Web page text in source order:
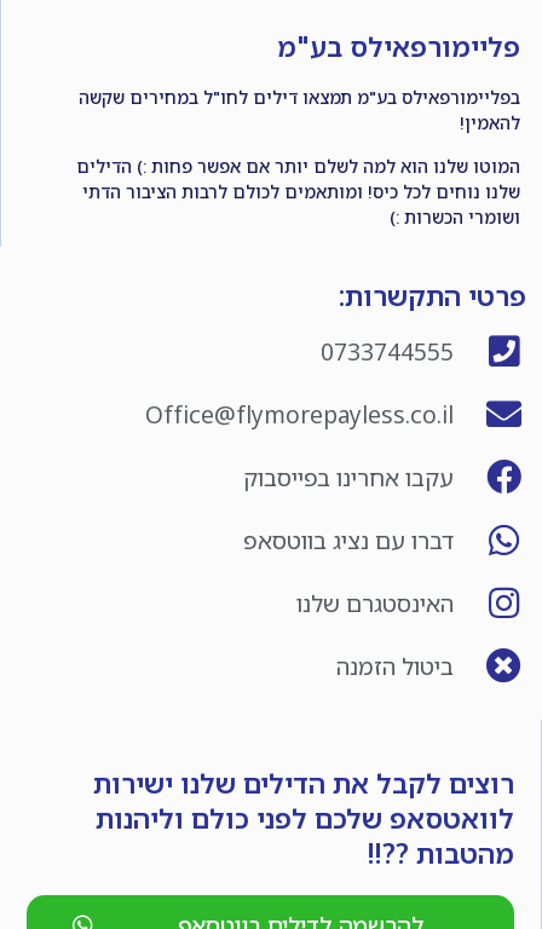
פליימורפאילס בע"מ
בפליימורפאילס בע"מ תמצאו דילים לחו"ל במחירים שקשה
להאמין!
המוטו שלנו הוא למה לשלם יותר אם אפשר פחות :) הדילים
שלנו נוחים לכל כיס! ומותאמים לכולם לרבות הציבור הדתי
ושומרי הכשרות :)
פרטי התקשרות:
0733744555
Office@flymorepayless.co.il
עקבו אחרינו בפייסבוק
דברו עם נציג בווטסאפ
האינסטגרם שלנו
ביטול הזמנה
רוצים לקבל את הדילים שלנו ישירות
לוואטסאפ שלכם לפני כולם וליהנות
מהטבות ??!!